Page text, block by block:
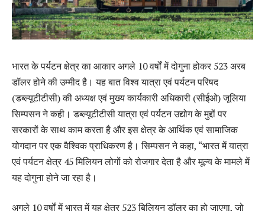
भारत के पर्यटन क्षेत्र का आकार अगले 10 वर्षों में दोगुना होकर 523 अरब
डॉलर होने की उम्मीद है। यह बात विश्व यात्रा एवं पर्यटन परिषद
(डब्ल्यूटीटीसी) की अध्यक्ष एवं मुख्य कार्यकारी अधिकारी (सीईओ) जूलिया
सिम्पसन ने कही। डब्ल्यूटीटीसी यात्रा एवं पर्यटन उद्योग के मुद्दों पर
सरकारों के साथ काम करता है और इस क्षेत्र के आर्थिक एवं सामाजिक
योगदान पर एक वैश्विक प्राधिकरण है। सिम्पसन ने कहा, “भारत में यात्रा
एवं पर्यटन क्षेत्र 45 मिलियन लोगों को रोजगार देता है और मूल्य के मामले में
यह दोगुना होने जा रहा है।
अगले 10 वर्षों में भारत में यह क्षेत्र 523 बिलियन डॉलर का हो जाएगा, जो